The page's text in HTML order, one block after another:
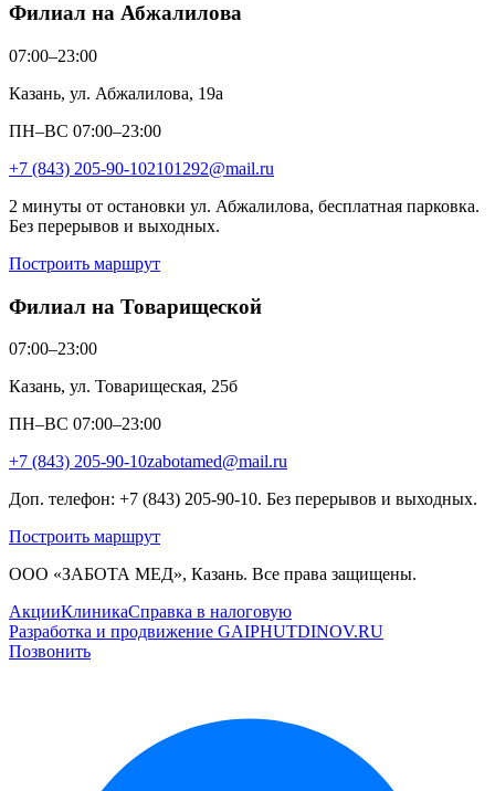
Филиал на Абжалилова
07:00–23:00
Казань, ул. Абжалилова, 19а
ПН–ВС 07:00–23:00
+7 (843) 205-90-102101292@mail.ru
2 минуты от остановки ул. Абжалилова, бесплатная парковка.
Без перерывов и выходных.
Построить маршрут
Филиал на Товарищеской
07:00–23:00
Казань, ул. Товарищеская, 25б
ПН–ВС 07:00–23:00
+7 (843) 205-90-10zabotamed@mail.ru
Доп. телефон: +7 (843) 205-90-10. Без перерывов и выходных.
Построить маршрут
ООО «ЗАБОТА МЕД», Казань. Все права защищены.
АкцииКлиникаСправка в налоговую
Разработка и продвижение GAIPHUTDINOV.RU
Позвонить